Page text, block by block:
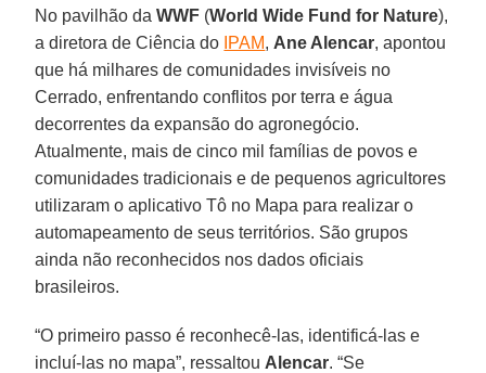
No pavilhão da WWF (World Wide Fund for Nature),
a diretora de Ciência do IPAM, Ane Alencar, apontou
que há milhares de comunidades invisíveis no
Cerrado, enfrentando conflitos por terra e água
decorrentes da expansão do agronegócio.
Atualmente, mais de cinco mil famílias de povos e
comunidades tradicionais e de pequenos agricultores
utilizaram o aplicativo Tô no Mapa para realizar o
automapeamento de seus territórios. São grupos
ainda não reconhecidos nos dados oficiais
brasileiros.
“O primeiro passo é reconhecê-las, identificá-las e
incluí-las no mapa”, ressaltou Alencar. “Se